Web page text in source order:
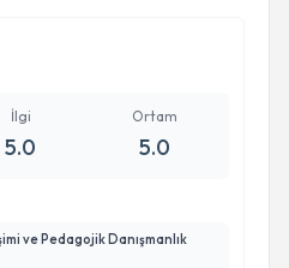
İlgi
5.0
Ortam
5.0
ve Pedagojik Danışmanlık